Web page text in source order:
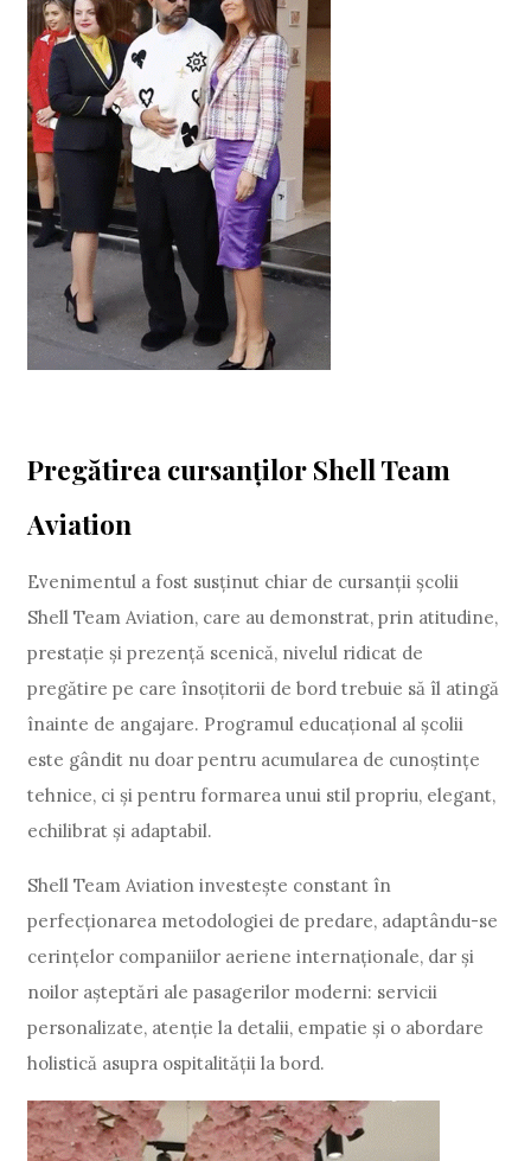
Pregătirea cursanților Shell Team
Aviation
Evenimentul a fost susținut chiar de cursanții școlii
Shell Team Aviation, care au demonstrat, prin atitudine,
prestație și prezență scenică, nivelul ridicat de
pregătire pe care însoțitorii de bord trebuie să îl atingă
înainte de angajare. Programul educațional al școlii
este gândit nu doar pentru acumularea de cunoștințe
tehnice, ci și pentru formarea unui stil propriu, elegant,
echilibrat și adaptabil.
Shell Team Aviation investește constant în
perfecționarea metodologiei de predare, adaptându-se
cerințelor companiilor aeriene internaționale, dar și
noilor așteptări ale pasagerilor moderni: servicii
personalizate, atenție la detalii, empatie și o abordare
holistică asupra ospitalității la bord.